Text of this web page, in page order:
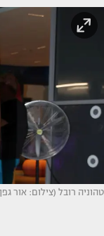
טהוניה רובל (צילום: אור